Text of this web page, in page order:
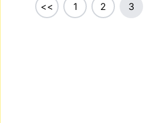
<< 1 2 3